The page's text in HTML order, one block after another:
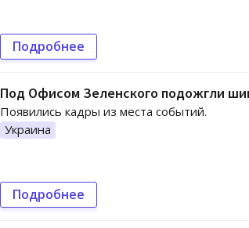
Подробнее
Под Офисом Зеленского подожгли
Появились кадры из места событий.
Украина
Подробнее